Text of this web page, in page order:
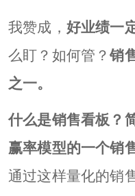
我赞成， 好业绩一
么盯？如何管？销
之一。
什么是销售看板？
赢率模型的一个销
通过这样量化的销